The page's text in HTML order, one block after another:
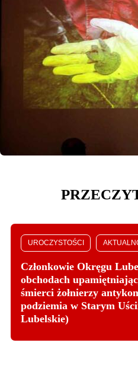
UROCZYSTOŚCI
Członkowie Okręgu
obchodach
śmierci żołnierzy
podziemia w Starym
Lubelskie)